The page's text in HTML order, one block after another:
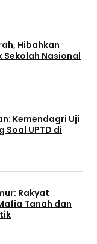
Hibahkan
Sekolah Nasional
Kemendagri Uji
Soal UPTD di
Rakyat
Tanah dan